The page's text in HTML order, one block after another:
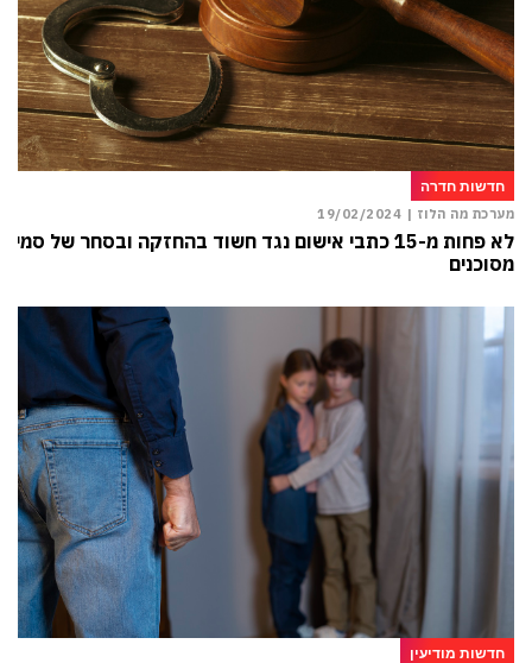
חדשות חדרה
מערכת מה הלוז | 19/02/2024
לא פחות מ-15 כתבי אישום נגד חשוד בהחזקה ובסחר של סמים
מסוכנים
חדשות מודיעין